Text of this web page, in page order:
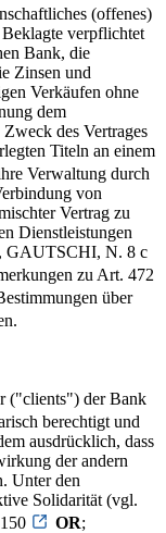
(offenes)
verpflichtet
Bank, die
Zinsen und
Verkäufen ohne
dem
des Vertrages
Titeln an einem
Verwaltung durch
von
Vertrag zu
Dienstleistungen
, GAUTSCHI, N. 8 c
zu Art. 472
über
("clients") der Bank
berechtigt und
ausdrücklich, dass
der andern
Unter den
Solidarität (vgl.
OR;